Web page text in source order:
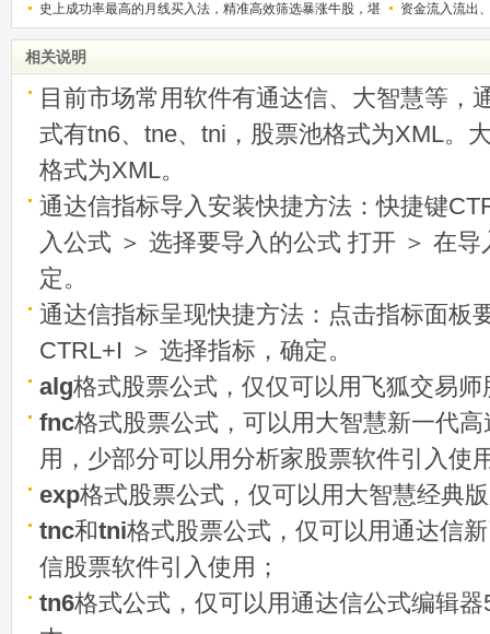
史上成功率最高的月线买入法，精准高效筛选暴涨牛股，堪
资金流入流出
相关说明
目前市场常用软件有通达信、大智慧等，
式有tn6、tne、tni，股票池格式为XML。
格式为XML。
通达信指标导入安装快捷方法：快捷键
入公式 ＞ 选择要导入的公式 打开 ＞ 在
定。
通达信指标呈现快捷方法：点击指标面板
CTRL+I ＞ 选择指标，确定。
alg格式股票公式，仅仅可以用飞狐交易
fnc格式股票公式，可以用大智慧新一代
用，少部分可以用分析家股票软件引入使
exp格式股票公式，仅可以用大智慧经典
tnc和tni格式股票公式，仅可以用通达信
信股票软件引入使用；
tn6格式公式，仅可以用通达信公式编辑